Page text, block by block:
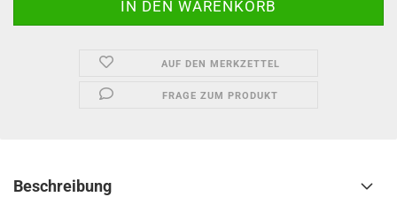
AUF DEN MERKZETTEL
FRAGE ZUM PRODUKT
Beschreibung